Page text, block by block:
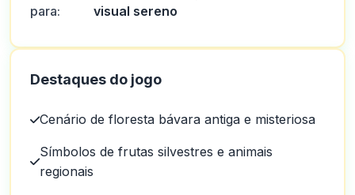
para:
visual sereno
Destaques do jogo
Cenário de floresta bávara antiga e misteriosa
Símbolos de frutas silvestres e animais
regionais